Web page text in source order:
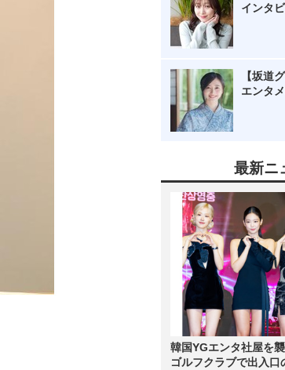
インタ
【坂道
エンタ
最新ニ
韓国YGエンタ社屋を
ゴルフクラブで出入